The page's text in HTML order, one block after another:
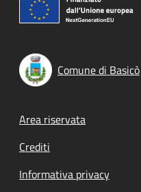
Comune di Basicò
Footer menu
Area riservata
Crediti
Informativa privacy